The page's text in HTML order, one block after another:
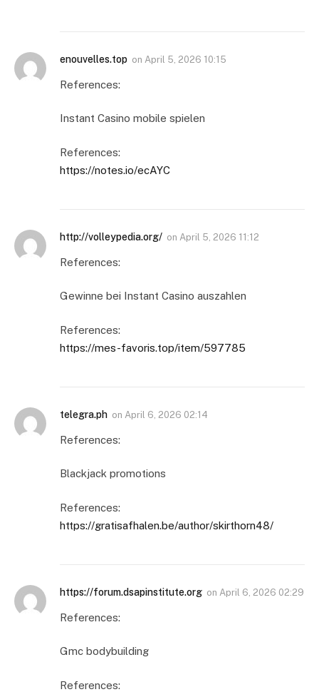
enouvelles.top on April 5, 2026 10:15
References:
Instant Casino mobile spielen
References:
https://notes.io/ecAYC
http://volleypedia.org/ on April 5, 2026 11:12
References:
Gewinne bei Instant Casino auszahlen
References:
https://mes-favoris.top/item/597785
telegra.ph on April 6, 2026 02:14
References:
Blackjack promotions
References:
https://gratisafhalen.be/author/skirthorn48/
https://forum.dsapinstitute.org on April 6, 2026 02:29
References:
Gmc bodybuilding
References: